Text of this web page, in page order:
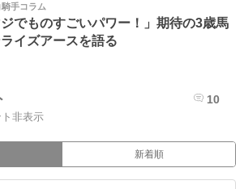
騎手コラム
ジでものすごいパワー！」期待の3歳馬
イズアースを語る
10
ト非表示
新着順